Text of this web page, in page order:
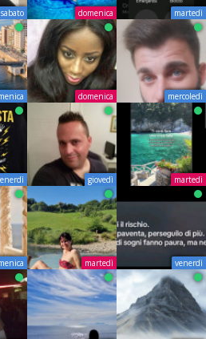
sabato domenica martedì
domenica mercoledì
giovedì martedì
martedì venerdì